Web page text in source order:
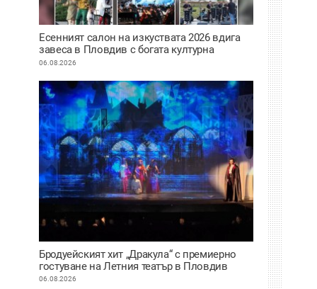
Есенният салон на изкуствата 2026 вдига
завеса в Пловдив с богата културна
програма
06.08.2026
Бродуейският хит „Дракула“ с премиерно
гостуване на Летния театър в Пловдив
06.08.2026